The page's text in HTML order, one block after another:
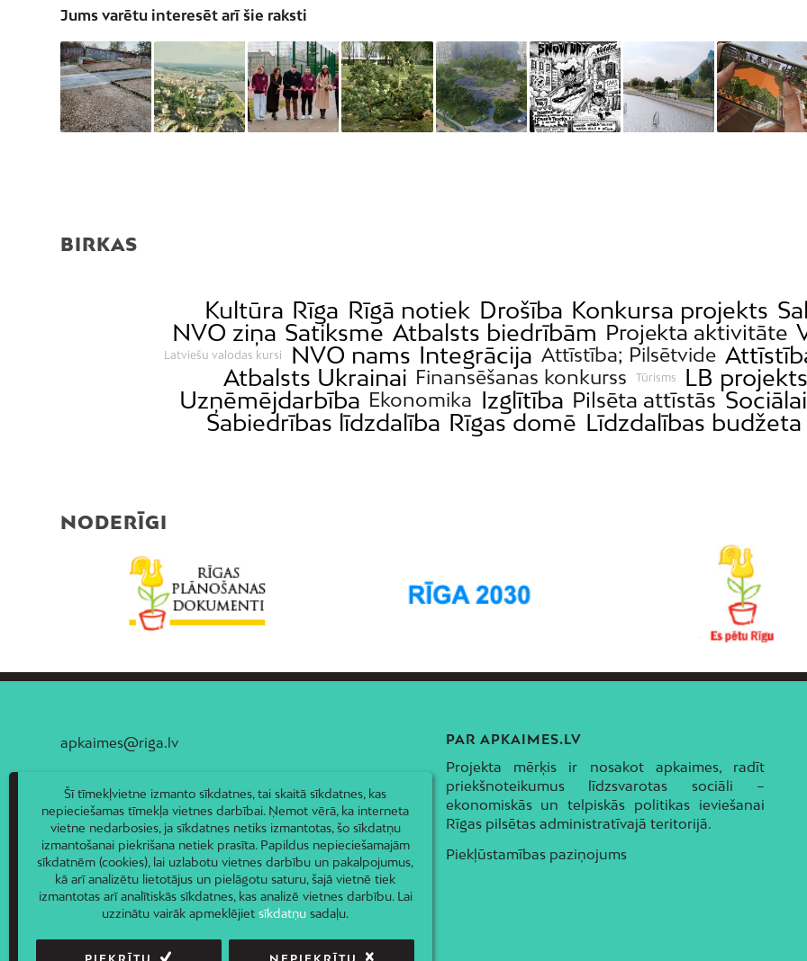
Jums varētu interesēt arī šie raksti
BIRKAS
Kultūra Rīga Rīgā notiek Drošība Konkursa projekts
NVO ziņa Satiksme Atbalsts biedrībām Projekta aktivitāte
Latviešu valodas kursi NVO nams Integrācija Attīstība; Pilsētvide
Atbalsts Ukrainai Finansēšanas konkurss Tūrisms LB projekts
Uzņēmējdarbība Ekonomika Izglītība Pilsēta attīstās
Sabiedrības līdzdalība Rīgas domē Līdzdalības
NODERĪGI
apkaimes@riga.lv PAR APKAIMES.LV
Projekta mērķis ir nosakot apkaimes, radīt
priekšnoteikumus līdzsvarotas sociāli –
ekonomiskās un telpiskās politikas ieviešanai
Rīgas pilsētas administratīvajā teritorijā.
Piekļūstamības paziņojums
Šī tīmekļvietne izmanto sīkdatnes, tai skaitā sīkdatnes, kas
nepieciešamas tīmekļa vietnes darbībai. Ņemot vērā, ka interneta
vietne nedarbosies, ja sīkdatnes netiks izmantotas, šo sīkdatņu
izmantošanai piekrišana netiek prasīta. Papildus nepieciešamajām
sīkdatnēm (cookies), lai uzlabotu vietnes darbību un pakalpojumus,
kā arī analizētu lietotājus un pielāgotu saturu, šajā vietnē tiek
izmantotas arī analītiskās sīkdatnes, kas analizē vietnes darbību. Lai
uzzinātu vairāk apmeklējietsīkdatņu sadaļu.